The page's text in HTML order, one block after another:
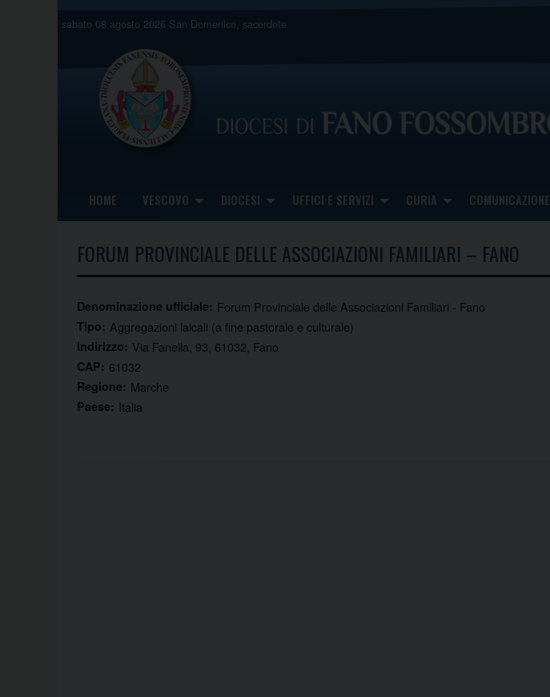
sabato 08 agosto 2026 San Domenico, sacerdote
HOME VESCOVO DIOCESI UFFICI E SERVIZI CURIA COMUNICAZIONE
FORUM PROVINCIALE DELLE ASSOCIAZIONI FAMILIARI – FANO
Denominazione ufficiale: Forum Provinciale delle Associazioni Familiari - Fano
Tipo: Aggregazioni laicali (a fine pastorale e culturale)
Indirizzo: Via Fanella, 93, 61032, Fano
CAP: 61032
Regione: Marche
Paese: Italia